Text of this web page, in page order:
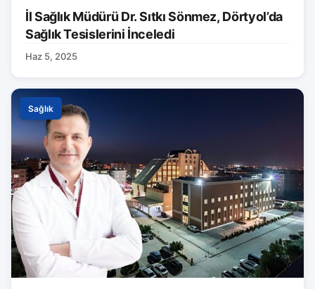
İl Sağlık Müdürü Dr. Sıtkı Sönmez, Dörtyol’da
Sağlık Tesislerini İnceledi
Haz 5, 2025
Sağlık